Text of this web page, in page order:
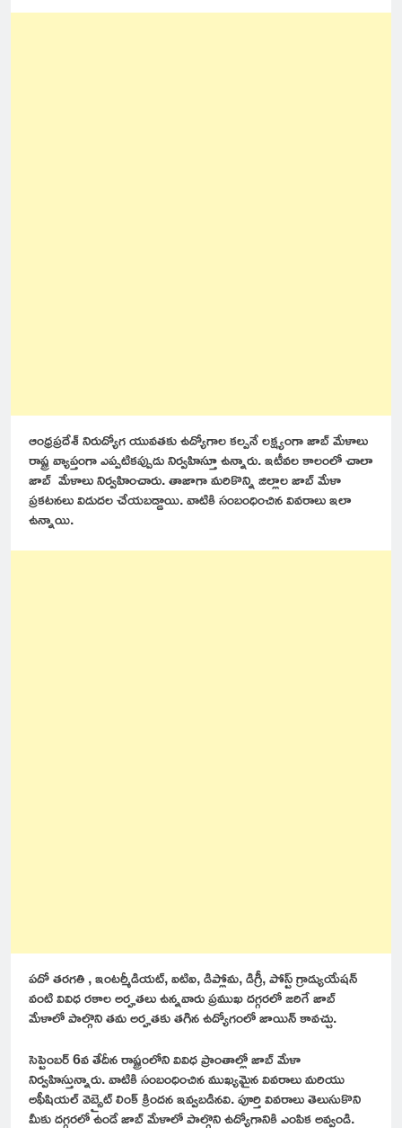
ఆంధ్రప్రదేశ్ నిరుద్యోగ యువతకు ఉద్యోగాల కల్పనే లక్ష్యంగా జాబ్ మేళాలు
రాష్ట్ర వ్యాప్తంగా ఎప్పటికప్పుడు నిర్వహిస్తూ ఉన్నారు. ఇటీవల కాలంలో చాలా
జాబ్ మేళాలు నిర్వహించారు. తాజాగా మరికొన్ని జిల్లాల జాబ్ మేళా
ప్రకటనలు విడుదల చేయబడ్డాయి. వాటికి సంబంధించిన వివరాలు ఇలా
ఉన్నాయి.
పదో తరగతి , ఇంటర్మీడియట్, ఐటిఐ, డిప్లోమ, డిగ్రీ, పోస్ట్ గ్రాడ్యుయేషన్
వంటి వివిధ రకాల అర్హతలు ఉన్నవారు ప్రముఖ దగ్గరలో జరిగే జాబ్
మేళాలో పాల్గొని తమ అర్హతకు తగిన ఉద్యోగంలో జాయిన్ కావచ్చు.
సెప్టెంబర్ 6వ తేదీన రాష్ట్రంలోని వివిధ ప్రాంతాల్లో జాబ్ మేళా
నిర్వహిస్తున్నారు. వాటికి సంబంధించిన ముఖ్యమైన వివరాలు మరియు
అఫీషియల్ వెబ్సైట్ లింక్ క్రిందన ఇవ్వబడినవి. పూర్తి వివరాలు తెలుసుకొని
మీకు దగ్గరలో ఉండే జాబ్ మేళాలో పాల్గొని ఉద్యోగానికి ఎంపిక అవ్వండి.